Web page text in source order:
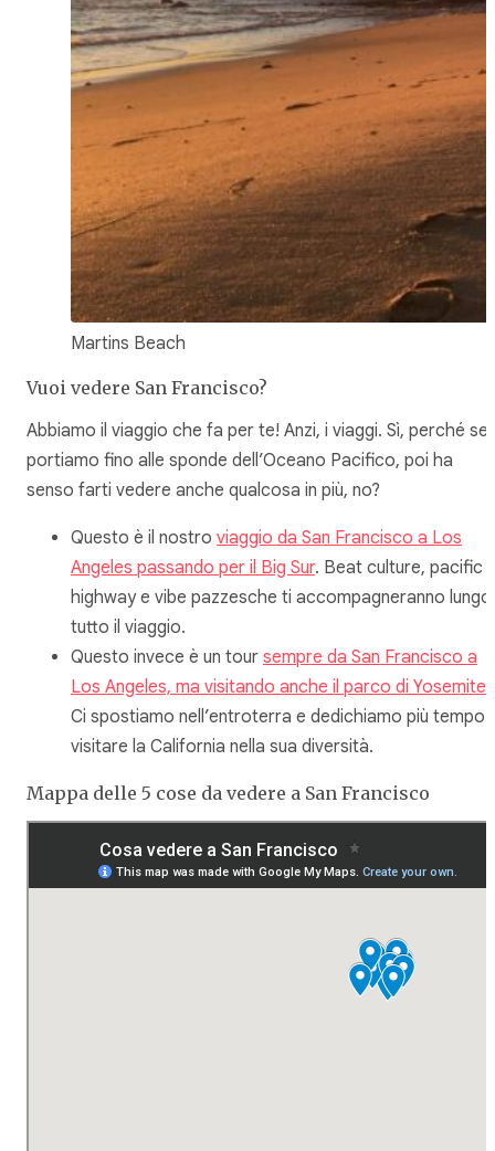
Martins Beach
Vuoi vedere San Francisco?
Abbiamo il viaggio che fa per te! Anzi, i viaggi. Sì, perché se
portiamo fino alle sponde dell’Oceano Pacifico, poi ha
senso farti vedere anche qualcosa in più, no?
Questo è il nostro viaggio da San Francisco a Los
Angeles passando per il Big Sur. Beat culture, pacific
highway e vibe pazzesche ti accompagneranno lungo
tutto il viaggio.
Questo invece è un tour sempre da San Francisco a
Los Angeles, ma visitando anche il parco di Yosemite
Ci spostiamo nell’entroterra e dedichiamo più tempo
visitare la California nella sua diversità.
Mappa delle 5 cose da vedere a San Francisco